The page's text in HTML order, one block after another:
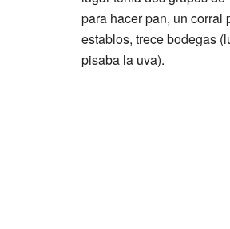
para hacer pan, un corral
establos, trece bodegas
pisaba la uva).